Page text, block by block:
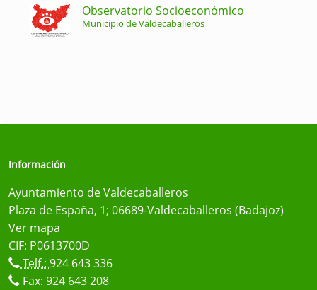
Observatorio Socioeconómico
Municipio de Valdecaballeros
Información
Ayuntamiento de Valdecaballeros
Plaza de España, 1; 06689-Valdecaballeros (Badajoz)
Ver mapa
CIF: P0613700D
Telf.: 924 643 336
Fax: 924 643 208